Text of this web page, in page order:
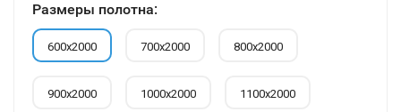
Размеры полотна:
600х2000 700х2000 800х2000
900х2000 1000х2000 1100х2000